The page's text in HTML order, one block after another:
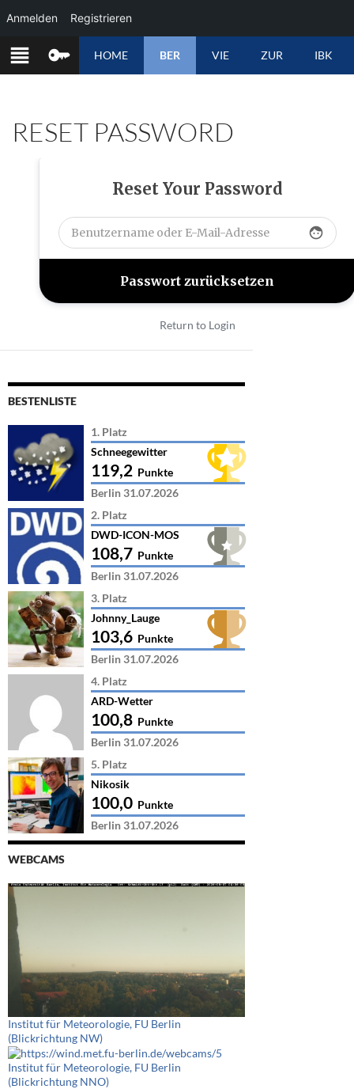
ZUM
INHALT
HOME BER VIE ZUR IBK
RESET PASSWORD
Reset Your Password
face
Return to Login
BESTENLISTE
1. Platz
Schneegewitter
119,2 Punkte
Berlin 31.07.2026
2. Platz
DWD-ICON-MOS
108,7 Punkte
Berlin 31.07.2026
3. Platz
Johnny_Lauge
103,6 Punkte
Berlin 31.07.2026
4. Platz
ARD-Wetter
100,8 Punkte
Berlin 31.07.2026
5. Platz
Nikosik
100,0 Punkte
Berlin 31.07.2026
WEBCAMS
Institut für Meteorologie, FU Berlin
(Blickrichtung NW)
Institut für Meteorologie, FU Berlin
(Blickrichtung NNO)
Anmelden Registrieren